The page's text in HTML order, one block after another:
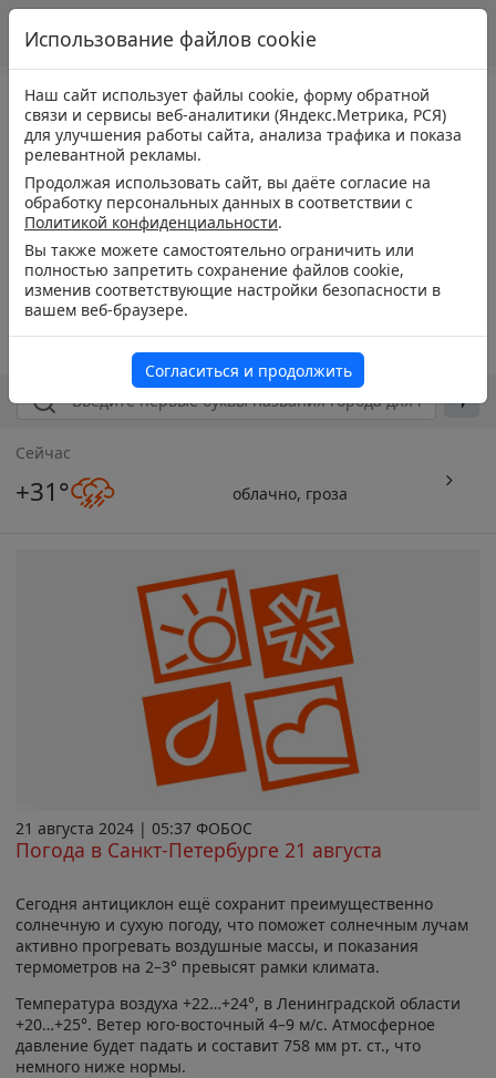
Сейчас
+31° облачно, гроза
21 августа 2024 | 05:37 ФОБОС
Погода в Санкт-Петербурге 21 августа
Сегодня антициклон ещё сохранит преимущественно
солнечную и сухую погоду, что поможет солнечным лучам
активно прогревать воздушные массы, и показания
термометров на 2–3° превысят рамки климата.
Температура воздуха +22…+24°, в Ленинградской области
+20…+25°. Ветер юго-восточный 4–9 м/с. Атмосферное
давление будет падать и составит 758 мм рт. ст., что
немного ниже нормы.
Использование файлов cookie
Наш сайт использует файлы cookie, форму обратной
связи и сервисы веб-аналитики (Яндекс.Метрика, РСЯ)
для улучшения работы сайта, анализа трафика и показа
релевантной рекламы.
Продолжая использовать сайт, вы даёте согласие на
обработку персональных данных в соответствии с
Политикой конфиденциальности.
Вы также можете самостоятельно ограничить или
полностью запретить сохранение файлов cookie,
изменив соответствующие настройки безопасности в
вашем веб-браузере.
Согласиться и продолжить